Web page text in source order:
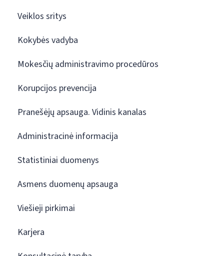
Veiklos sritys
Kokybės vadyba
Mokesčių administravimo procedūros
Korupcijos prevencija
Pranešėjų apsauga. Vidinis kanalas
Administracinė informacija
Statistiniai duomenys
Asmens duomenų apsauga
Viešieji pirkimai
Karjera